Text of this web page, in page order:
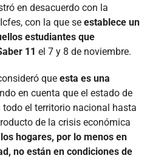
en desacuerdo con la
con la que se establece un
estudiantes que
11 el 7 y 8 de noviembre.
que esta es una
en cuenta que el estado de
el territorio nacional hasta
de la crisis económica
los hogares, por lo menos en
no están en condiciones de